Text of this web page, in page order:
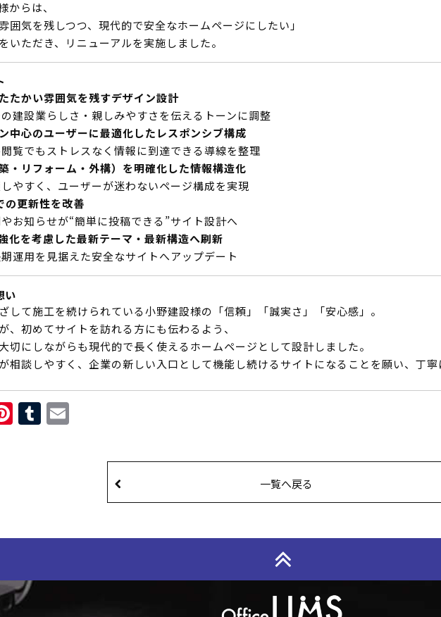
からは、
囲気を残しつつ、現代的で安全なホームページにしたい」
いただき、リニューアルを実施しました。
たかい雰囲気を残すデザイン設計
建設業らしさ・親しみやすさを伝えるトーンに調整
中心のユーザーに最適化したレスポンシブ構成
覧でもストレスなく情報に到達できる導線を整理
・リフォーム・外構）を明確化した情報構造化
やすく、ユーザーが迷わないページ構成を実現
更新性を改善
お知らせが“簡単に投稿できる”サイト設計へ
化を考慮した最新テーマ・最新構造へ刷新
運用を見据えた安全なサイトへアップデート
い
して施工を続けられている小野建設様の「信頼」「誠実さ」「安心感」。
、初めてサイトを訪れる方にも伝わるよう、
切にしながらも現代的で長く使えるホームページとして設計しました。
相談しやすく、企業の新しい入口として機能し続けるサイトになることを願い、丁
PinterestTumblr
一覧へ戻る